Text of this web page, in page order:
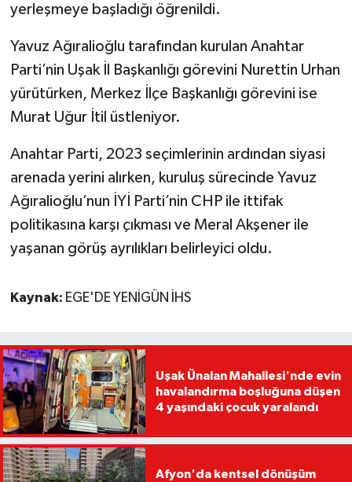
yerleşmeye başladığı öğrenildi.
Yavuz Ağıralioğlu tarafından kurulan Anahtar
Parti’nin Uşak İl Başkanlığı görevini Nurettin Urhan
yürütürken, Merkez İlçe Başkanlığı görevini ise
Murat Uğur İtil üstleniyor.
Anahtar Parti, 2023 seçimlerinin ardından siyasi
arenada yerini alırken, kuruluş sürecinde Yavuz
Ağıralioğlu’nun İYİ Parti’nin CHP ile ittifak
politikasına karşı çıkması ve Meral Akşener ile
yaşanan görüş ayrılıkları belirleyici oldu.
Kaynak: EGE'DE YENİGÜN İHS
Uşak Ünalan Mahallesi'nde evin
havalandırma boşluğuna düşen
4 yaşındaki çocuk yaralandı
Afyon'da kentsel dönüşüm